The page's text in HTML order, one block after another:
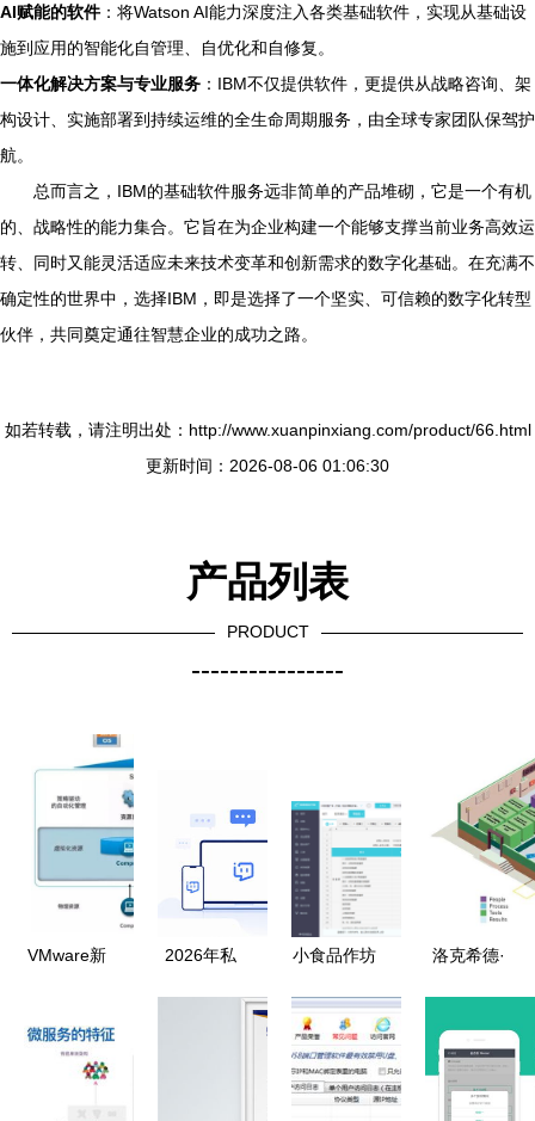
AI赋能的软件：将Watson AI能力深度注入各类基础软件，实现从基础设
施到应用的智能化自管理、自优化和自修复。
一体化解决方案与专业服务 ：IBM不仅提供软件，更提供从战略咨询、架
构设计、实施部署到持续运维的全生命周期服务，由全球专家团队保驾护
航。
总而言之，IBM的基础软件服务远非简单的产品堆砌，它是一个有机
的、战略性的能力集合。它旨在为企业构建一个能够支撑当前业务高效运
转、同时又能灵活适应未来技术变革和创新需求的数字化基础。在充满不
确定性的世界中，选择IBM，即是选择了一个坚实、可信赖的数字化转型
伙伴，共同奠定通往智慧企业的成功之路。
如若转载，请注明出处：http://www.xuanpinxiang.com/product/66.html
更新时间：2026-08-06 01:06:30
产品列表
PRODUCT
----------------
VMware新
重塑云计算
基础软件服
2026年私
小食品作坊
基础软件服
务的价值与
应用
洛克希德·
字化转型
以应用软件
服务驱动的